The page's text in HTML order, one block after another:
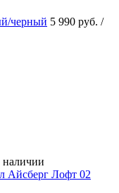
черный 5 990 руб. /